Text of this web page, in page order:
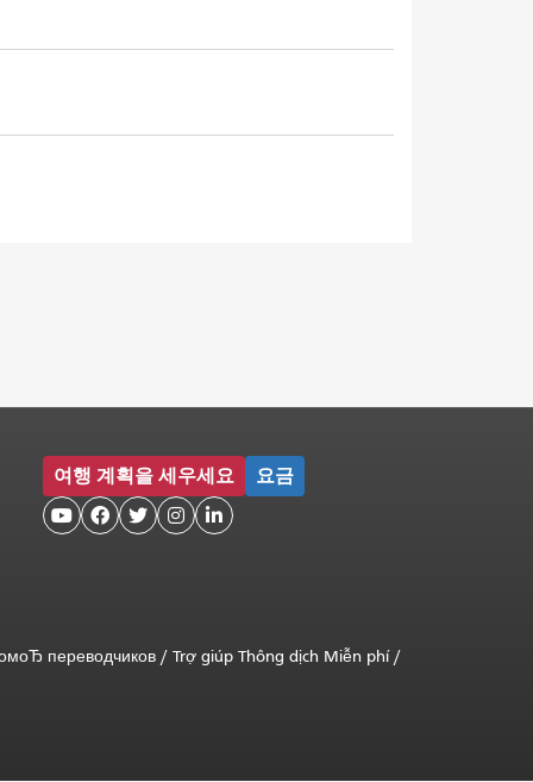
여행 계획을 세우세요 요금
    
переводчиков / Trợ giúp Thông dịch Miễn phí/